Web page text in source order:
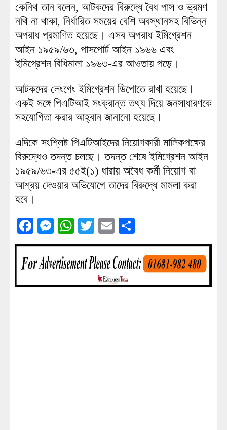
কেনিথ তান বলেন, আটকদের বিরুদ্ধে বৈধ পাস ও ভ্রমণ
নথি না থাকা, নির্ধারিত সময়ের বেশি অবস্থানসহ বিভিন্ন
অপরাধ প্রমাণিত হয়েছে। এসব অপরাধ ইমিগ্রেশন
আইন ১৯৫৯/৬৩, পাসপোর্ট আইন ১৯৬৬ এবং
ইমিগ্রেশন বিধিমালা ১৯৬৩-এর আওতায় পড়ে।
আটকদের লেংগেং ইমিগ্রেশন ডিপোতে রাখা হয়েছে।
একই সঙ্গে পিএটিআই সংক্রান্ত তথ্য দিয়ে জনসাধারণকে
সহযোগিতা করার আহ্বান জানানো হয়েছে।
এদিকে সংশ্লিষ্ট পিএটিআইদের নিয়োগকারী মালিকপক্ষের
বিরুদ্ধেও তদন্ত চলছে। তদন্ত শেষে ইমিগ্রেশন আইন
১৯৫৯/৬৩-এর ৫৫ই(১) ধারায় অবৈধ কর্মী নিয়োগ বা
আশ্রয় দেওয়ার অভিযোগে তাদের বিরুদ্ধে মামলা করা
হবে।
Facebook
Messenger
WhatsApp
TwitterEmail